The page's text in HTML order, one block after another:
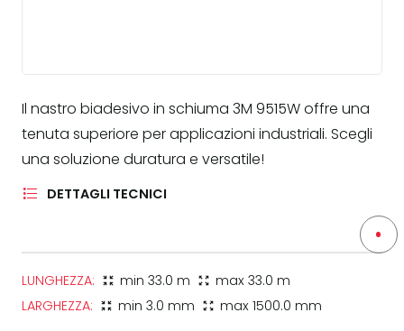
Il nastro biadesivo in schiuma 3M 9515W offre una
tenuta superiore per applicazioni industriali. Scegli
una soluzione duratura e versatile!
DETTAGLI TECNICI
LUNGHEZZA: zoom_in_map min 33.0 m zoom_out_map max 33.0 m
LARGHEZZA:
zoom_in_map min 3.0 mm zoom_out_map max 1500.0 mm